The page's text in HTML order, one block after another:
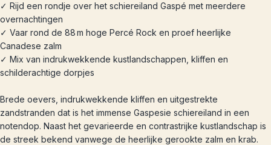
✓ Rijd een rondje over het schiereiland Gaspé met meerdere
overnachtingen
✓ Vaar rond de 88 m hoge Percé Rock en proef heerlijke
Canadese zalm
✓ Mix van indrukwekkende kustlandschappen, kliffen en
schilderachtige dorpjes
Brede oevers, indrukwekkende kliffen en uitgestrekte
zandstranden dat is het immense Gaspesie schiereiland in een
notendop. Naast het gevarieerde en contrastrijke kustlandschap is
de streek bekend vanwege de heerlijke gerookte zalm en krab.